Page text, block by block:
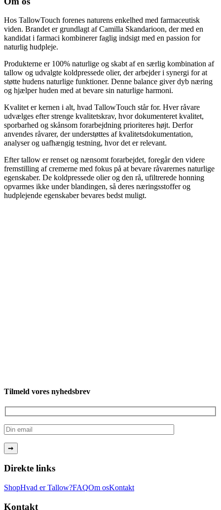
Hos TallowTouch forenes naturens enkelhed med farmaceutisk
viden. Brandet er grundlagt af Camilla Skandarioon, der med en
kandidat i farmaci kombinerer faglig indsigt med en passion for
naturlig hudpleje.
Produkterne er 100% naturlige og skabt af en særlig kombination af
tallow og udvalgte koldpressede olier, der arbejder i synergi for at
støtte hudens naturlige funktioner. Denne balance giver dyb næring
og hjælper huden med at bevare sin naturlige harmoni.
Kvalitet er kernen i alt, hvad TallowTouch står for. Hver råvare
udvælges efter strenge kvalitetskrav, hvor dokumenteret kvalitet,
sporbarhed og skånsom forarbejdning prioriteres højt. Derfor
anvendes råvarer, der understøttes af kvalitetsdokumentation,
analyser og uafhængig testning, hvor det er relevant.
Efter tallow er renset og nænsomt forarbejdet, foregår den videre
fremstilling af cremerne med fokus på at bevare råvarernes naturlige
egenskaber. De koldpressede olier og den rå, ufiltrerede honning
opvarmes ikke under blandingen, så deres næringsstoffer og
hudplejende egenskaber bevares bedst muligt.
Tilmeld vores nyhedsbrev
Direkte links
ShopHvad er Tallow?FAQOm osKontakt
Kontakt